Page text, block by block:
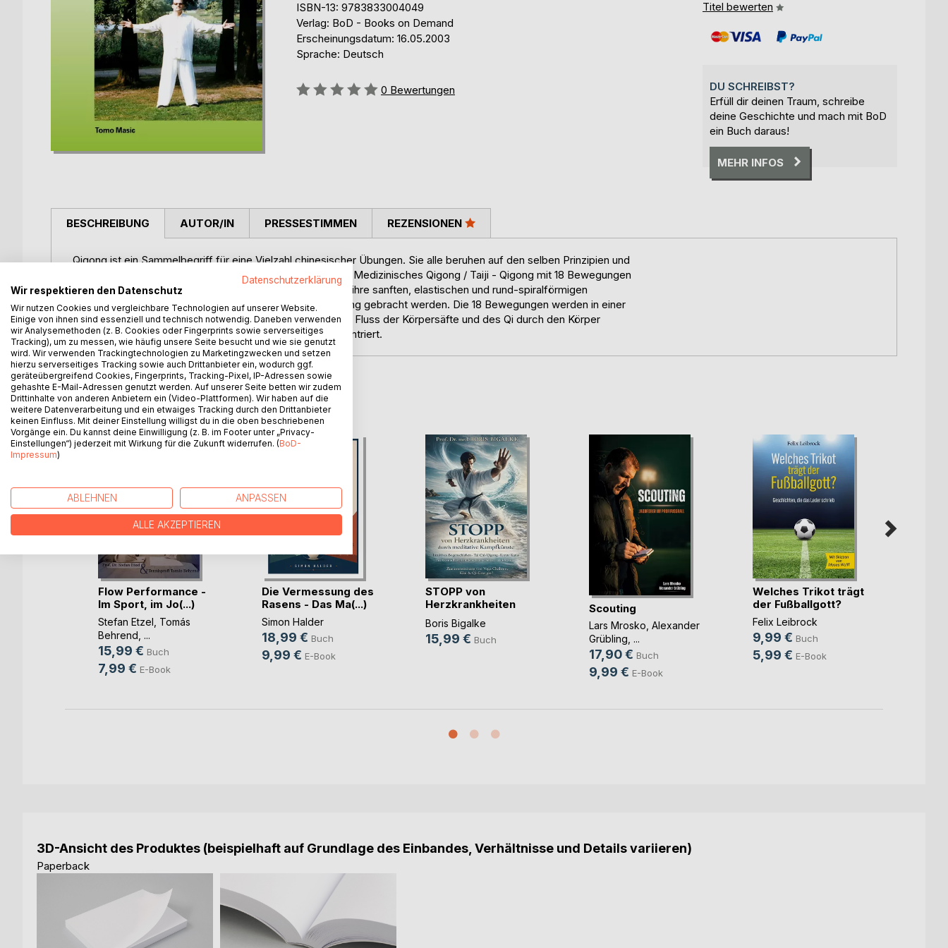
ISBN-13: 9783833004049
Verlag: BoD - Books on Demand
Erscheinungsdatum: 16.05.2003
Sprache: Deutsch
Bewertung::
0 Bewertungen
Titel bewerten
DU SCHREIBST?
Erfüll dir deinen Traum, schreibe
deine Geschichte und mach mit BoD
ein Buch daraus!
MEHR INFOS
BESCHREIBUNG
Qigong ist ein Sammelbegriff für eine Vielzahl chinesischer Übungen. Sie alle beruhen auf den selben Prinzipien und
haben zum Ziel Körper, Geist und Seele zu harmonisieren. Medizinisches Qigong / Taiji - Qigong mit 18 Bewegungen
ist eine bewegliche Übungsreihe. Sie zeichnet sich durch ihre sanften, elastischen und rund-spiralförmigen
Bewegungen aus, die mit der regulierten Atmung in Einklang gebracht werden. Die 18 Bewegungen werden in einer
natürlich aufrechten Körperhaltung geübt, was den glatten Fluss der Körpersäfte und des Qi durch den Körper
ermöglicht. Der Geist ist während des Übens ruhig und zentriert.
AUTOR/IN PRESSESTIMMEN REZENSIONEN
WEITERE TITEL BEIBoD
Flow Performance -
Im Sport, im Jo(...)
Stefan Etzel Tomás
Behrend , ...
15,99 € Buch
7,99 € E-Book
Die Vermessung des
Rasens - Das Ma(...)
Simon Halder
18,99 € Buch
9,99 € E-Book
STOPP von
Herzkrankheiten
durch me(...)
Boris Bigalke
15,99 € Buch
Scouting
Lars Mrosko Alexander
Grübling , ...
17,90 € Buch
9,99 € E-Book
Welches Trikot trägt
der Fußballgott?
Felix Leibrock
9,99 € Buch
5,99 € E-Book
3D-Ansicht des Produktes (beispielhaft auf Grundlage des Einbandes, Verhältnisse und Details variieren)
Paperback
Datenschutzerklärung
Wir respektieren den Datenschutz
Wir nutzen Cookies und vergleichbare Technologien auf unserer Website.
Einige von ihnen sind essenziell und technisch notwendig. Daneben verwenden
wir Analysemethoden (z. B. Cookies oder Fingerprints sowie serverseitiges
Tracking), um zu messen, wie häufig unsere Seite besucht und wie sie genutzt
wird. Wir verwenden Trackingtechnologien zu Marketingzwecken und setzen
hierzu serverseitiges Tracking sowie auch Drittanbieter ein, wodurch ggf.
geräteübergreifend Cookies, Fingerprints, Tracking-Pixel, IP-Adressen sowie
gehashte E-Mail-Adressen genutzt werden. Auf unserer Seite betten wir zudem
Drittinhalte von anderen Anbietern ein (Video-Plattformen). Wir haben auf die
weitere Datenverarbeitung und ein etwaiges Tracking durch den Drittanbieter
keinen Einfluss. Mit deiner Einstellung willigst du in die oben beschriebenen
Vorgänge ein. Du kannst deine Einwilligung (z. B. im Footer unter „Privacy-
Einstellungen“) jederzeit mit Wirkung für die Zukunft widerrufen. (BoD-
Impressum)
ABLEHNEN ANPASSEN
ALLE AKZEPTIEREN